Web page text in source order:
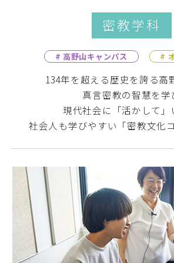
密教学科
# 高野山キャンパス #
134年を超える歴史を誇る高
真言密教の智慧を学
現代社会に「活かして」
社会人も学びやすい「密教文化